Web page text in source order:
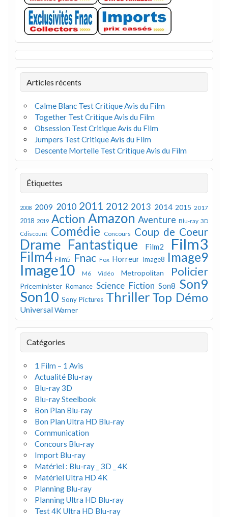
Articles récents
Calme Blanc Test Critique Avis du Film
Together Test Critique Avis du Film
Obsession Test Critique Avis du Film
Jumpers Test Critique Avis du Film
Descente Mortelle Test Critique Avis du Film
Étiquettes
2008 2009 2010 2011 2012 2013 2014 2015 2017
2018 2019 Action Amazon Aventure Blu-ray 3D
Cdiscount Comédie Concours Coup de Coeur
Drame Fantastique Film2 Film3
Film4 Film5 Fnac Fox Horreur Image8 Image9
Image10 M6 Vidéo Metropolitan Policier
Priceminister Romance Science Fiction Son8 Son9
Son10 Sony Pictures Thriller Top Démo
UniversalWarner
Catégories
1 Film – 1 Avis
Actualité Blu-ray
Blu-ray 3D
Blu-ray Steelbook
Bon Plan Blu-ray
Bon Plan Ultra HD Blu-ray
Communication
Concours Blu-ray
Import Blu-ray
Matériel : Blu-ray _ 3D _ 4K
Matériel Ultra HD 4K
Planning Blu-ray
Planning Ultra HD Blu-ray
Test 4K Ultra HD Blu-ray